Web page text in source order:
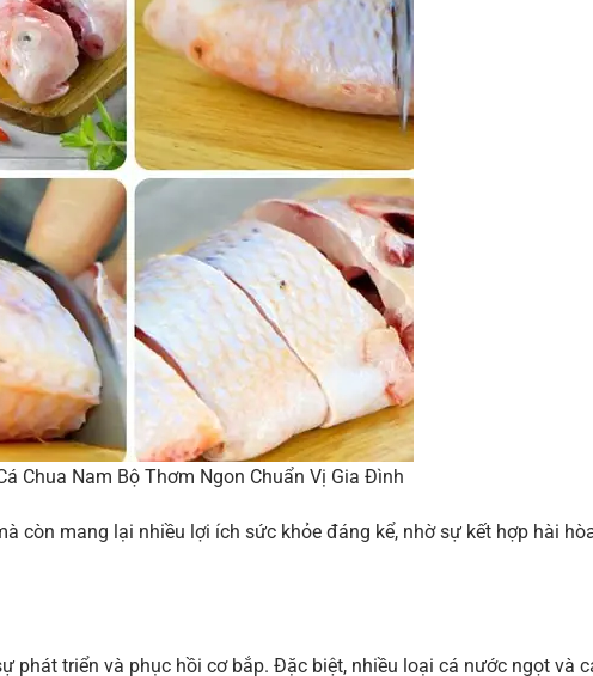
Chua Nam Bộ Thơm Ngon Chuẩn Vị Gia Đình
còn mang lại nhiều lợi ích sức khỏe đáng kể, nhờ sự kết hợp hài
phát triển và phục hồi cơ bắp. Đặc biệt, nhiều loại cá nước ngọt và